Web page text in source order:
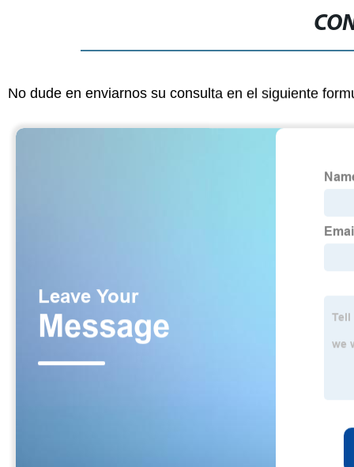
No dude en enviarnos su consulta en el siguiente